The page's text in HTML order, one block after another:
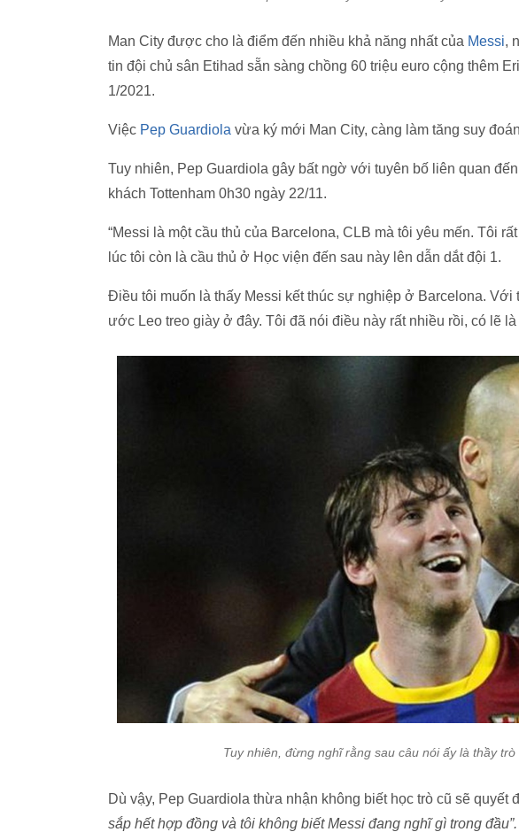
Man City được cho là điểm đến nhiều khả năng nhất của Messi,
tin đội chủ sân Etihad sẵn sàng chồng 60 triệu euro cộng thêm
1/2021.
Việc Pep Guardiola vừa ký mới Man City, càng làm tăng suy
Tuy nhiên, Pep Guardiola gây bất ngờ với tuyên bố liên quan
khách Tottenham 0h30 ngày 22/11.
“Messi là một cầu thủ của Barcelona, CLB mà tôi yêu mến. Tôi
lúc tôi còn là cầu thủ ở Học viện đến sau này lên dẫn dắt đội 1.
Điều tôi muốn là thấy Messi kết thúc sự nghiệp ở Barcelona.
ước Leo treo giày ở đây. Tôi đã nói điều này rất nhiều rồi, có lẽ là
Tuy nhiên, đừng nghĩ rằng sau câu nói ấy là thầy
Dù vậy, Pep Guardiola thừa nhận không biết học trò cũ sẽ quyết
sắp hết hợp đồng và tôi không biết Messi đang nghĩ gì trong đầu”.